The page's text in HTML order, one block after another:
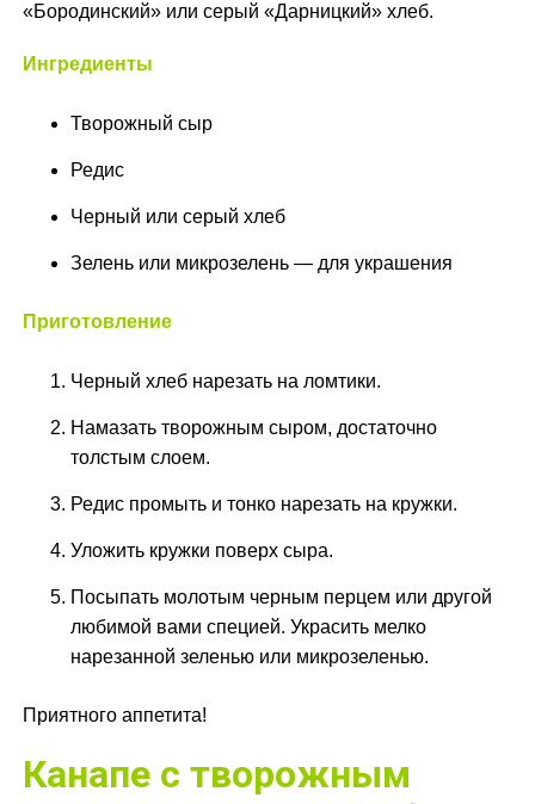
«Бородинский» или серый «Дарницкий» хлеб.
Ингредиенты
Творожный сыр
Редис
Черный или серый хлеб
Зелень или микрозелень — для украшения
Приготовление
Черный хлеб нарезать на ломтики.
Намазать творожным сыром, достаточно
толстым слоем.
Редис промыть и тонко нарезать на кружки.
Уложить кружки поверх сыра.
Посыпать молотым черным перцем или другой
любимой вами специей. Украсить мелко
нарезанной зеленью или микрозеленью.
Приятного аппетита!
Канапе с творожным